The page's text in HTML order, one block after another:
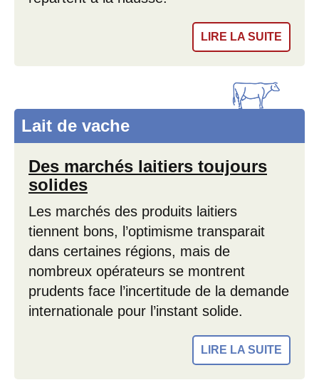
LIRE LA SUITE
Lait de vache
Des marchés laitiers toujours
solides
Les marchés des produits laitiers
tiennent bons, l’optimisme transparait
dans certaines régions, mais de
nombreux opérateurs se montrent
prudents face l’incertitude de la demande
internationale pour l’instant solide.
LIRE LA SUITE